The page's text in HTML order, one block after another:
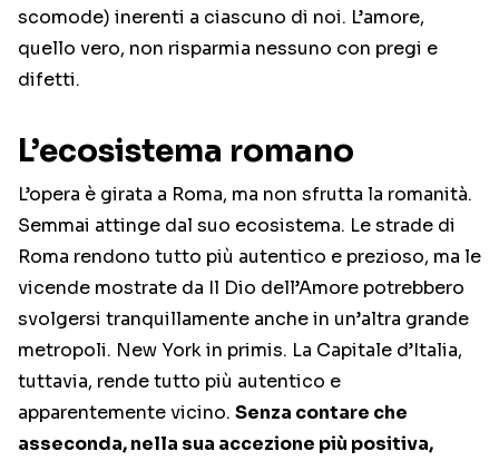
scomode) inerenti a ciascuno di noi. L’amore,
quello vero, non risparmia nessuno con pregi e
difetti.
L’ecosistema romano
L’opera è girata a Roma, ma non sfrutta la romanità.
Semmai attinge dal suo ecosistema. Le strade di
Roma rendono tutto più autentico e prezioso, ma le
vicende mostrate da Il Dio dell’Amore potrebbero
svolgersi tranquillamente anche in un’altra grande
metropoli. New York in primis. La Capitale d’Italia,
tuttavia, rende tutto più autentico e
apparentemente vicino. Senza contare che
asseconda, nella sua accezione più positiva,